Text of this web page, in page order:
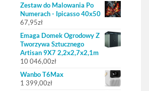
Zestaw do Malowania Po
Numerach - Ipicasso 40x50
67,95zł
Emaga Domek Ogrodowy Z
Tworzywa Sztucznego
Artisan 9X7 2,2x2,7x2,1m
10 046,00zł
Wanbo T6Max
1 399,00zł